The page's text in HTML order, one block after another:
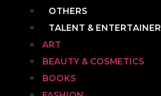
OTHERS
TALENT & ENTERTAINER
ART
BEAUTY & COSMETICS
BOOKS